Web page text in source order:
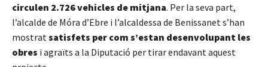
circulen 2.726 vehicles de mitjana. Per la seva part,
l’alcalde de Móra d’Ebre i l’alcaldessa de Benissanet s’han
mostrat satisfets per com s’estan desenvolupant les
obres i agraïts a la Diputació per tirar endavant aquest